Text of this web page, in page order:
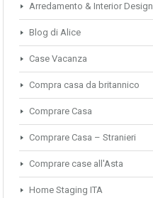
Arredamento & Interior Design
Blog di Alice
Case Vacanza
Compra casa da britannico
Comprare Casa
Comprare Casa – Stranieri
Comprare case all'Asta
Home Staging ITA